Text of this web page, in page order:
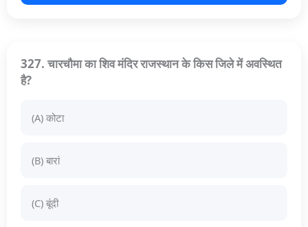
327. चारचौमा का शिव मंदिर राजस्थान के किस जिले में अवस्थित
है?
(A) कोटा
(B) बारां
(C) बूंदी